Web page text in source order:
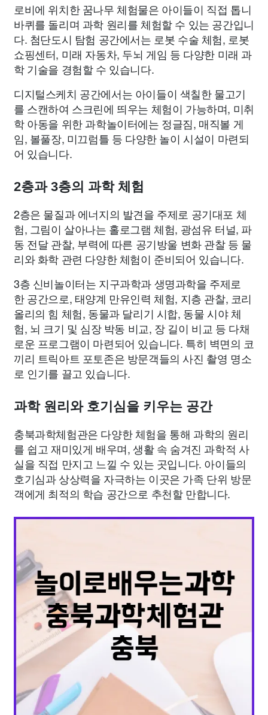
로비에 위치한 꿈나무 체험물은 아이들이 직접 톱니
바퀴를 돌리며 과학 원리를 체험할 수 있는 공간입니
다. 첨단도시 탐험 공간에서는 로봇 수술 체험, 로봇
쇼핑센터, 미래 자동차, 두뇌 게임 등 다양한 미래 과
학 기술을 경험할 수 있습니다.
디지털스케치 공간에서는 아이들이 색칠한 물고기
를 스캔하여 스크린에 띄우는 체험이 가능하며, 미취
학 아동을 위한 과학놀이터에는 정글짐, 매직볼 게
임, 볼풀장, 미끄럼틀 등 다양한 놀이 시설이 마련되
어 있습니다.
2층과 3층의 과학 체험
2층은 물질과 에너지의 발견을 주제로 공기대포 체
험, 그림이 살아나는 홀로그램 체험, 광섬유 터널, 파
동 전달 관찰, 부력에 따른 공기방울 변화 관찰 등 물
리와 화학 관련 다양한 체험이 준비되어 있습니다.
3층 신비놀이터는 지구과학과 생명과학을 주제로
한 공간으로, 태양계 만유인력 체험, 지층 관찰, 코리
올리의 힘 체험, 동물과 달리기 시합, 동물 시야 체
험, 뇌 크기 및 심장 박동 비교, 장 길이 비교 등 다채
로운 프로그램이 마련되어 있습니다. 특히 벽면의 코
끼리 트릭아트 포토존은 방문객들의 사진 촬영 명소
로 인기를 끌고 있습니다.
과학 원리와 호기심을 키우는 공간
충북과학체험관은 다양한 체험을 통해 과학의 원리
를 쉽고 재미있게 배우며, 생활 속 숨겨진 과학적 사
실을 직접 만지고 느낄 수 있는 곳입니다. 아이들의
호기심과 상상력을 자극하는 이곳은 가족 단위 방문
객에게 최적의 학습 공간으로 추천할 만합니다.